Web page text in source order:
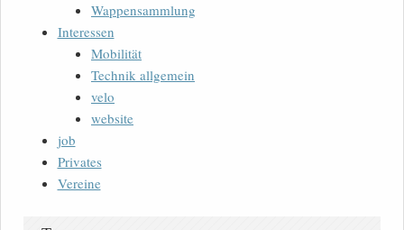
Wappensammlung
Interessen
Mobilität
Technik allgemein
velo
website
job
Privates
Vereine